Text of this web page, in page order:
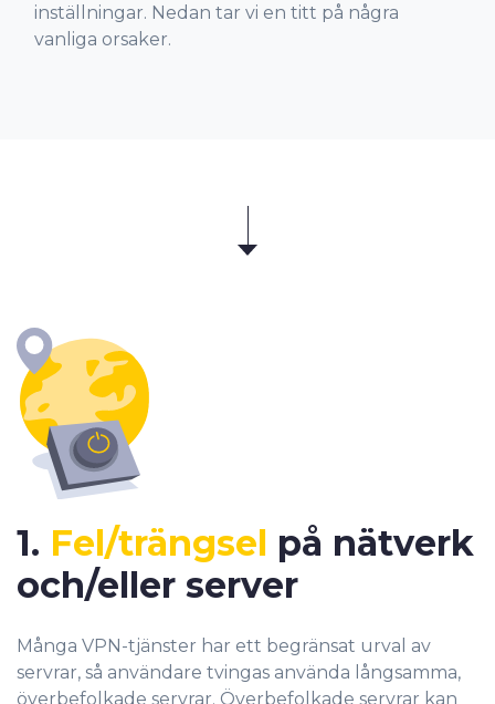
inställningar. Nedan tar vi en titt på några
vanliga orsaker.
1. Fel/trängsel på nätverk
och/eller server
Många VPN-tjänster har ett begränsat urval av
servrar, så användare tvingas använda långsamma,
överbefolkade servrar. Överbefolkade servrar kan